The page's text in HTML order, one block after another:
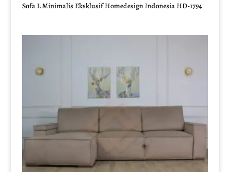
Sofa L Minimalis Eksklusif Homedesign Indonesia HD-1794